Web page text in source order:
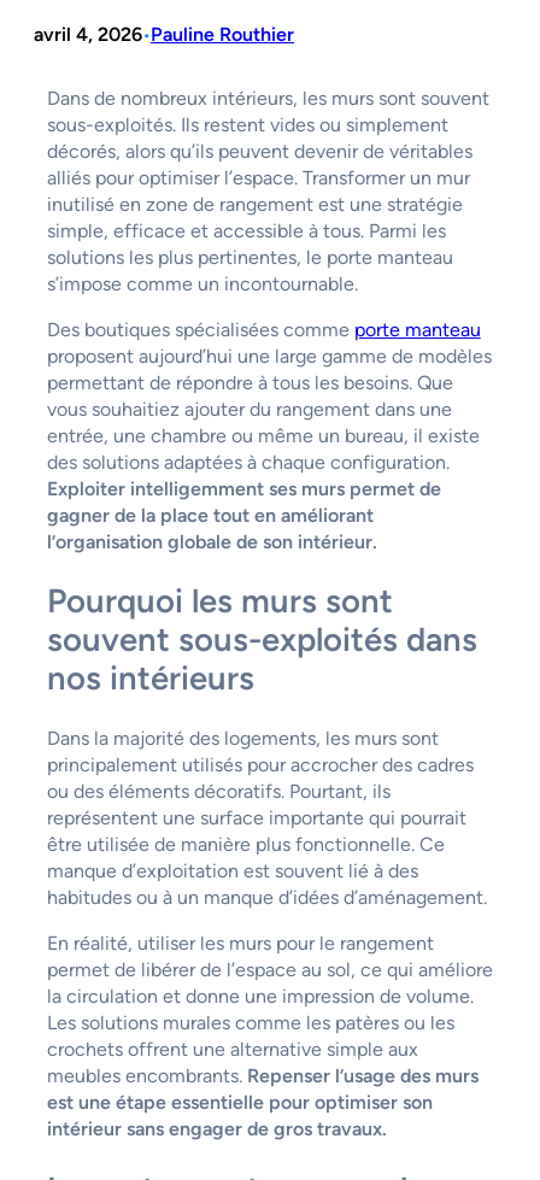
avril 4, 2026•Pauline Routhier
Dans de nombreux intérieurs, les murs sont souvent
sous-exploités. Ils restent vides ou simplement
décorés, alors qu’ils peuvent devenir de véritables
alliés pour optimiser l’espace. Transformer un mur
inutilisé en zone de rangement est une stratégie
simple, efficace et accessible à tous. Parmi les
solutions les plus pertinentes, le porte manteau
s’impose comme un incontournable.
Des boutiques spécialisées comme porte manteau
proposent aujourd’hui une large gamme de modèles
permettant de répondre à tous les besoins. Que
vous souhaitiez ajouter du rangement dans une
entrée, une chambre ou même un bureau, il existe
des solutions adaptées à chaque configuration.
Exploiter intelligemment ses murs permet de
gagner de la place tout en améliorant
l’organisation globale de son intérieur.
Pourquoi les murs sont
souvent sous-exploités dans
nos intérieurs
Dans la majorité des logements, les murs sont
principalement utilisés pour accrocher des cadres
ou des éléments décoratifs. Pourtant, ils
représentent une surface importante qui pourrait
être utilisée de manière plus fonctionnelle. Ce
manque d’exploitation est souvent lié à des
habitudes ou à un manque d’idées d’aménagement.
En réalité, utiliser les murs pour le rangement
permet de libérer de l’espace au sol, ce qui améliore
la circulation et donne une impression de volume.
Les solutions murales comme les patères ou les
crochets offrent une alternative simple aux
meubles encombrants. Repenser l’usage des murs
est une étape essentielle pour optimiser son
intérieur sans engager de gros travaux.